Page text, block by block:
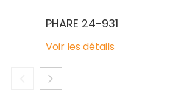
PHARE 24-931
Voir les détails